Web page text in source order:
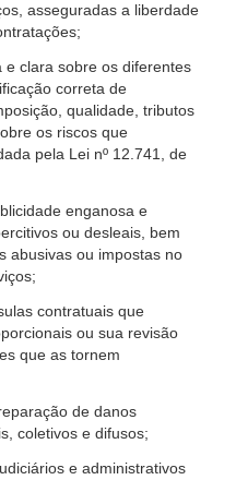
asseguradas a liberdade
clara sobre os diferentes
correta de
qualidade, tributos
os riscos que
pela Lei nº 12.741, de
enganosa e
ou desleais, bem
abusivas ou impostas no
contratuais que
ou sua revisão
que as tornem
de danos
coletivos e difusos;
e administrativos